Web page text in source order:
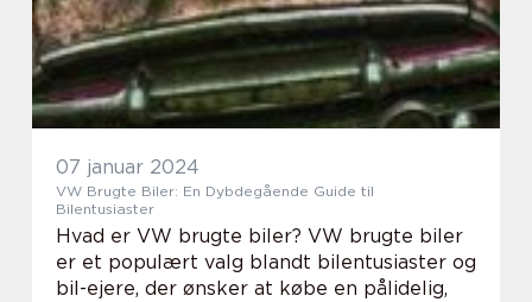
07 januar 2024
VW Brugte Biler: En Dybdegående Guide til
Bilentusiaster
Hvad er VW brugte biler? VW brugte biler
er et populært valg blandt bilentusiaster og
bil-ejere, der ønsker at købe en pålidelig,